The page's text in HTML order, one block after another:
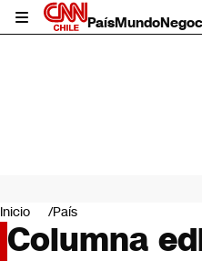
PaísMundo
Mundo
Negocios
Deportes
Inicio País
Columna